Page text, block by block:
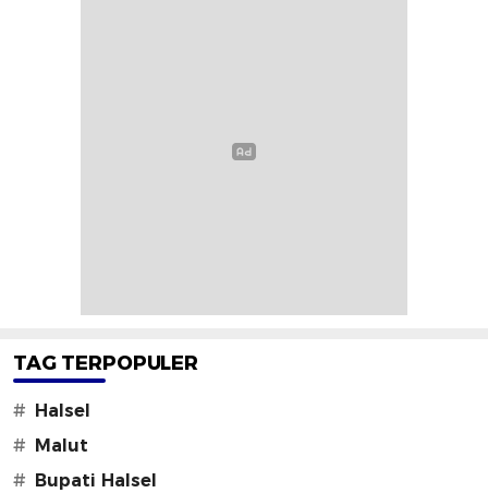
TAG TERPOPULER
#
Halsel
#
Malut
#
Bupati Halsel